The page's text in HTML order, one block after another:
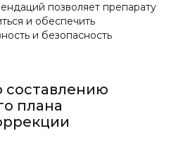
позволяет препарату
и обеспечить
и безопасность
составлению
плана